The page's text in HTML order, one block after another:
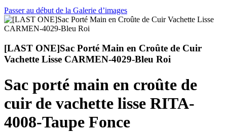
Passer au début de la Galerie d’images
[LAST ONE]Sac Porté Main en Croûte de Cuir
Vachette Lisse CARMEN-4029-Bleu Roi
Sac porté main en croûte de
cuir de vachette lisse RITA-
4008-Taupe Fonce